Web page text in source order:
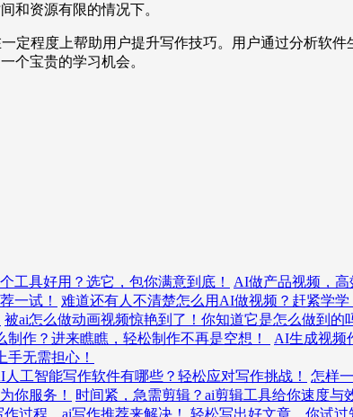
和资源有限的情况下。
定程度上帮助用户提升写作技巧。用户通过分析软
个宝贵的学习机会。
工具好用？选它，包你满意到底！ AI做产品视频，高
一试！ 难道还有人不清楚怎么用AI做视频？赶紧学学
被ai怎么做动画视频惊艳到了！你知道它是怎么做到的
制作？进来瞧瞧，轻松制作不再是空想！ AI生成视频
无需担心！
人工智能写作软件有哪些？轻松应对写作挑战！ 怎样
你服务！ 时间紧，急需剪辑？ai剪辑工具给你速度与
过程，ai写作推荐来解决！ 轻松写出好文章，你试